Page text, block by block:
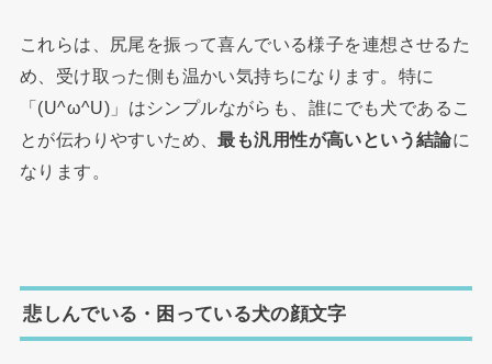
これらは、尻尾を振って喜んでいる様子を連想させるた
め、受け取った側も温かい気持ちになります。特に
「(U^ω^U)」はシンプルながらも、誰にでも犬であるこ
とが伝わりやすいため、最も汎用性が高いという結論に
なります。
悲しんでいる・困っている犬の顔文字